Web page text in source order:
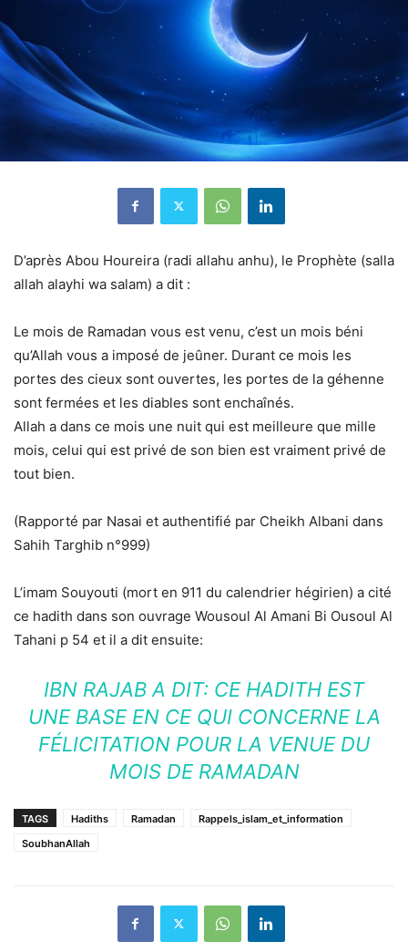
D’après Abou Houreira (radi allahu anhu), le Prophète (salla
allah alayhi wa salam) a dit :
Le mois de Ramadan vous est venu, c’est un mois béni
qu’Allah vous a imposé de jeûner. Durant ce mois les
portes des cieux sont ouvertes, les portes de la géhenne
sont fermées et les diables sont enchaînés.
Allah a dans ce mois une nuit qui est meilleure que mille
mois, celui qui est privé de son bien est vraiment privé de
tout bien.
(Rapporté par Nasai et authentifié par Cheikh Albani dans
Sahih Targhib n°999)
L’imam Souyouti (mort en 911 du calendrier hégirien) a cité
ce hadith dans son ouvrage Wousoul Al Amani Bi Ousoul Al
Tahani p 54 et il a dit ensuite:
IBN RAJAB A DIT: CE HADITH EST
UNE BASE EN CE QUI CONCERNE LA
FÉLICITATION POUR LA VENUE DU
MOIS DE RAMADAN
TAGS Hadiths Ramadan
Rappels_islam_et_information
SoubhanAllah